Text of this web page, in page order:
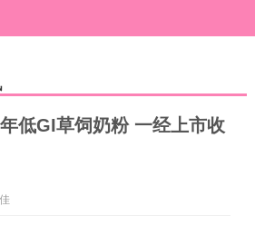
低GI草饲奶粉 一经上市收